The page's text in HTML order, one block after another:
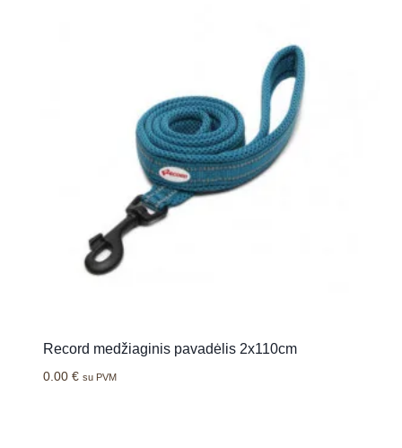
Record medžiaginis pavadėlis 2x110cm
0.00 € su PVM